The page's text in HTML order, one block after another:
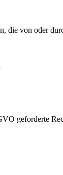
die von oder
geforderte